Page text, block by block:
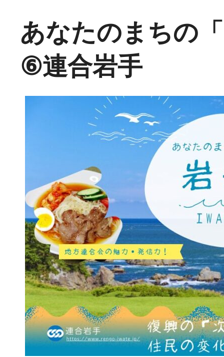
あなたのまちの
⑥連合岩手